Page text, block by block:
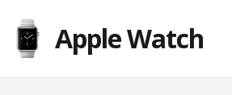
Apple Watch